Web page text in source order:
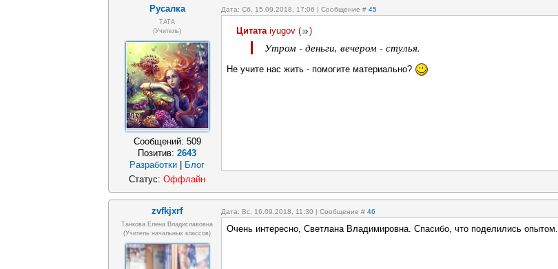
Русалка Дата: Сб, 15.09.2018, 17:06 | Сообщение # 45
ТАТА
(Учитель)
Сообщений: 509
Позитив: 2643
Разработки | Блог
Цитата iyugov ( )
Утром - деньги, вечером - стулья.
Не учите нас жить - помогите материально?
Статус: Оффлайн
zvfkjxrf Дата: Вс, 16.09.2018, 11:30 | Сообщение # 46
Танкова Елена Владиславовна
(учитель начальных классов)
Очень интересно, Светлана Владимировна. Спасибо, что поделились опытом.